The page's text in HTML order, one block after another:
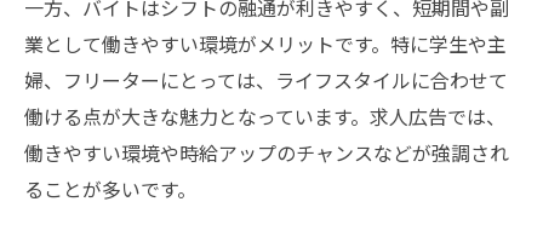
一方、バイトはシフトの融通が利きやすく、短期間や副
業として働きやすい環境がメリットです。特に学生や主
婦、フリーターにとっては、ライフスタイルに合わせて
働ける点が大きな魅力となっています。求人広告では、
働きやすい環境や時給アップのチャンスなどが強調され
ることが多いです。